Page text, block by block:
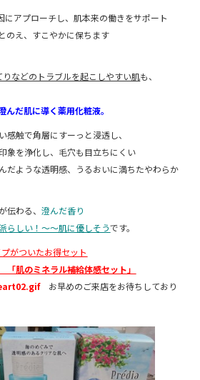
にアプローチし、肌本来の働きをサポート
のえ、すこやかに保ちます
などのトラブルを起こしやすい肌も、
だ肌に導く薬用化粧液。
感触で角層にすーっと浸透し、
象を浄化し、毛穴も目立ちにくい
だような透明感、うるおいに満ちたやわらか
伝わる、澄んだ香り
らしい！～～肌に優しそうです。
がついたお得セット
肌のミネラル補給体感セット」
お早めのご来店をお待ちしており